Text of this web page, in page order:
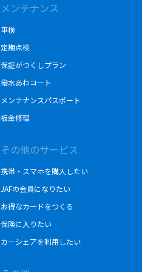
メンテナンス
車検
定期点検
保証がつくしプラン
撥水あわコート
メンテナンスパスポート
板金修理
その他のサービス
携帯・スマホを購入したい
JAFの会員になりたい
お得なカードをつくる
保険に入りたい
カーシェアを利用したい